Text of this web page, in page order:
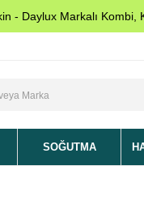
- Daylux Markalı Kombi,
SOĞUTMA